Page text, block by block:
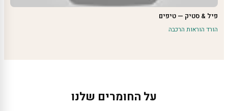
פיל & סטיק — טיפים
הורד הוראות הרכבה
על החומרים שלנו